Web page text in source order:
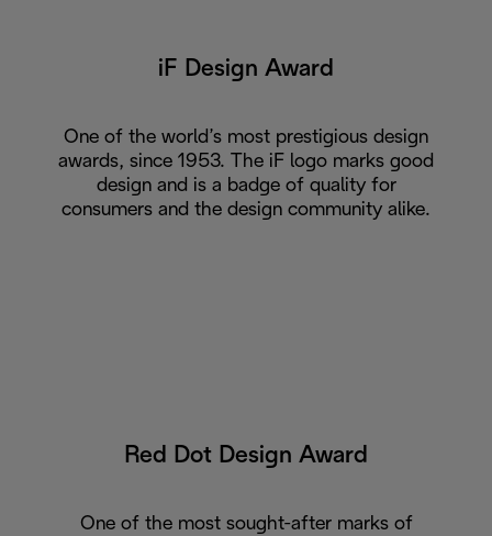
iF Design Award
One of the world’s most prestigious design
awards, since 1953. The iF logo marks good
design and is a badge of quality for
consumers and the design community alike.
Red Dot Design Award
One of the most sought-after marks of